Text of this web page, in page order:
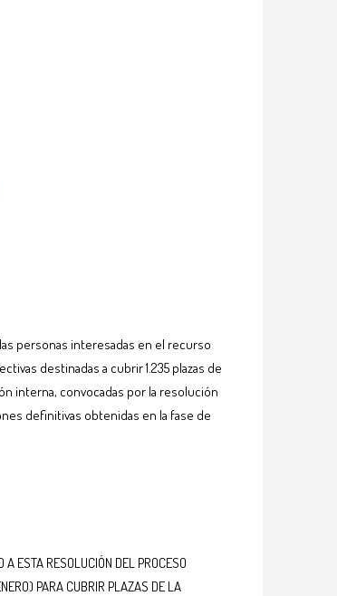
personas interesadas en el recurso
destinadas a cubrir 1.235 plazas de
interna, convocadas por la resolución
definitivas obtenidas en la fase de
ESTA RESOLUCIÓN DEL PROCESO
PARA CUBRIR PLAZAS DE LA